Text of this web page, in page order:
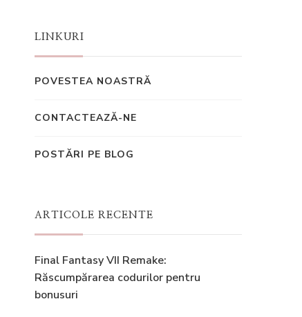
LINKURI
POVESTEA NOASTRĂ
CONTACTEAZĂ-NE
POSTĂRI PE BLOG
ARTICOLE RECENTE
Final Fantasy VII Remake:
Răscumpărarea codurilor pentru
bonusuri